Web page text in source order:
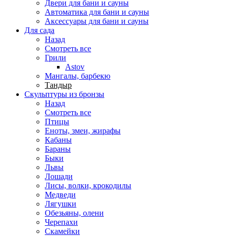
Двери для бани и сауны
Автоматика для бани и сауны
Аксессуары для бани и сауны
Для сада
Назад
Смотреть все
Грили
Astov
Мангалы, барбекю
Тандыр
Скульптуры из бронзы
Назад
Смотреть все
Птицы
Еноты, змеи, жирафы
Кабаны
Бараны
Быки
Львы
Лошади
Лисы, волки, крокодилы
Медведи
Лягушки
Обезьяны, олени
Черепахи
Скамейки